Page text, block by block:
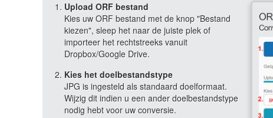
Upload ORF bestand
Kies uw ORF bestand met de knop "Bestand
kiezen", sleep het naar de juiste plek of
importeer het rechtstreeks vanuit
Dropbox/Google Drive.
Kies het doelbestandstype
JPG is ingesteld als standaard doelformaat.
Wijzig dit indien u een ander doelbestandstype
nodig hebt voor uw conversie.